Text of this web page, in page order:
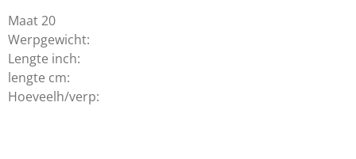
Maat 20
Werpgewicht:
Lengte inch:
lengte cm:
Hoeveelh/verp: